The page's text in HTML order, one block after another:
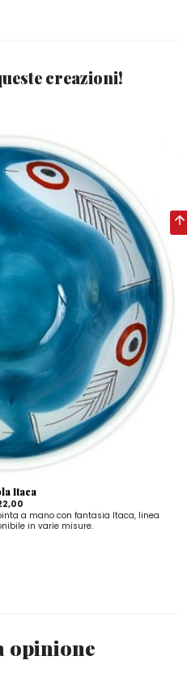
creazioni!
Itaca
a mano con fantasia Itaca, linea
in varie misure.
opinione